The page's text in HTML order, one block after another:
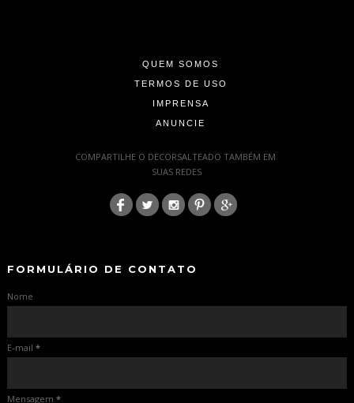
QUEM SOMOS
TERMOS DE USO
IMPRENSA
ANUNCIE
COMPARTILHE O DECORSALTEADO TAMBÉM EM
SUAS REDES
FORMULÁRIO DE CONTATO
Nome
E-mail *
Mensagem *